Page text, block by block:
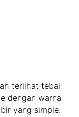
terlihat tebal
dengan warna
yang simple.